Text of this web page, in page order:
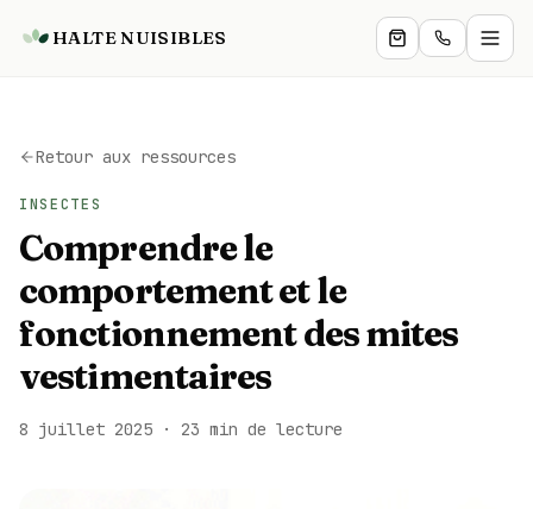
HALTE NUISIBLES
Professionnels
Services
Boutique
Zones
Blog
Retour aux ressources
INSECTES
Comprendre le
comportement et le
fonctionnement des mites
vestimentaires
8 juillet 2025 · 23 min de lecture